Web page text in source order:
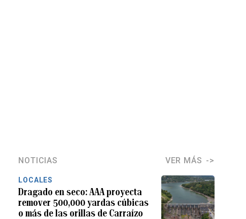
NOTICIAS VER MÁS
LOCALES
Dragado en seco: AAA proyecta
remover 500,000 yardas cúbicas
o más de las orillas de Carraízo